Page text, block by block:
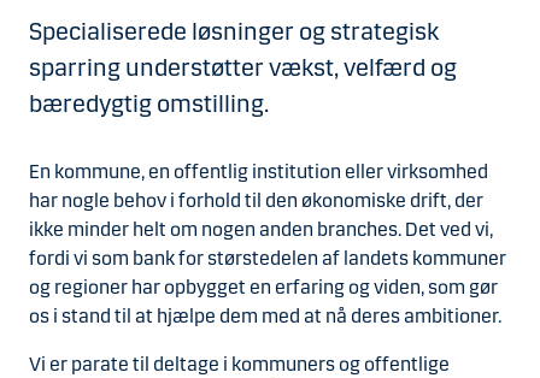
Specialiserede løsninger og strategisk
sparring understøtter vækst, velfærd og
bæredygtig omstilling.
En kommune, en offentlig institution eller virksomhed
har nogle behov i forhold til den økonomiske drift, der
ikke minder helt om nogen anden branches. Det ved vi,
fordi vi som bank for størstedelen af landets kommuner
og regioner har opbygget en erfaring og viden, som gør
os i stand til at hjælpe dem med at nå deres ambitioner.
Vi er parate til deltage i kommuners og offentlige